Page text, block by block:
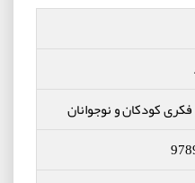
کودکان و نوجوانان